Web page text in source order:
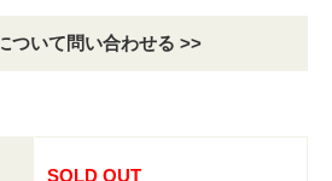
ついて問い合わせる >>
SOLD OUT